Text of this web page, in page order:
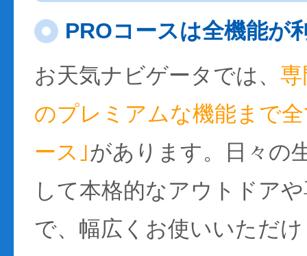
PROコースは全機能が
お天気ナビゲータでは、
のプレミアムな機能まで
ース｣があります。日々の
して本格的なアウトドア
で、幅広くお使いいただ